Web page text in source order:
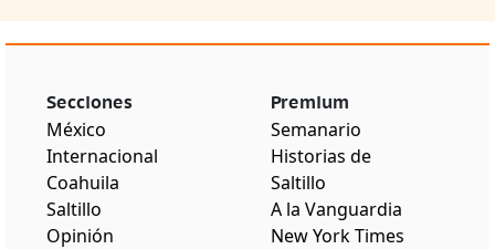
Secciones
México
Internacional
Coahuila
Saltillo
Opinión
Premium
Semanario
Historias de
Saltillo
A la Vanguardia
New York Times